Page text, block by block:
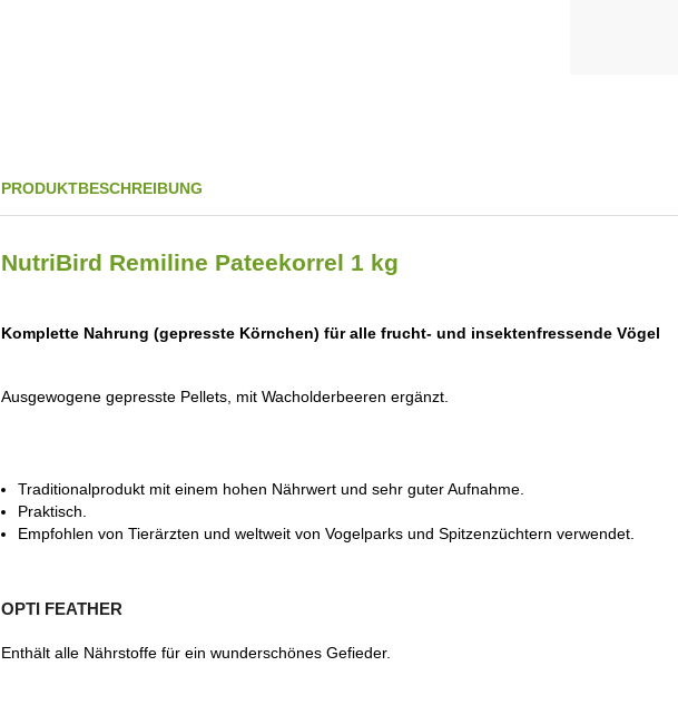
PRODUKTBESCHREIBUNG
NutriBird Remiline Pateekorrel 1 kg
Komplette Nahrung (gepresste Körnchen) für alle frucht- und insektenfressende Vögel
Ausgewogene gepresste Pellets, mit Wacholderbeeren ergänzt.
Traditionalprodukt mit einem hohen Nährwert und sehr guter Aufnahme.
Praktisch.
Empfohlen von Tierärzten und weltweit von Vogelparks und Spitzenzüchtern verwendet.
OPTI FEATHER
Enthält alle Nährstoffe für ein wunderschönes Gefieder.